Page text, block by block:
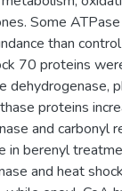
Some
than
70 proteins
dehydrogenase,
proteins
and carbonyl
in berenyl
and heat